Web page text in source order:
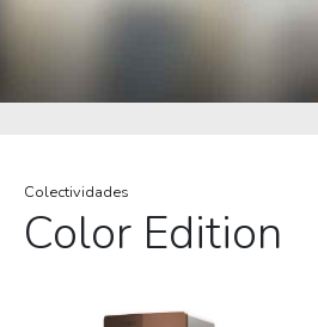
Colectividades
Color Edition